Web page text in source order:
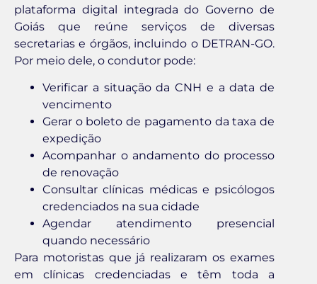
plataforma digital integrada do Governo de
Goiás que reúne serviços de diversas
secretarias e órgãos, incluindo o DETRAN-GO.
Por meio dele, o condutor pode:
Verificar a situação da CNH e a data de
vencimento
Gerar o boleto de pagamento da taxa de
expedição
Acompanhar o andamento do processo
de renovação
Consultar clínicas médicas e psicólogos
credenciados na sua cidade
Agendar atendimento presencial
quando necessário
Para motoristas que já realizaram os exames
em clínicas credenciadas e têm toda a